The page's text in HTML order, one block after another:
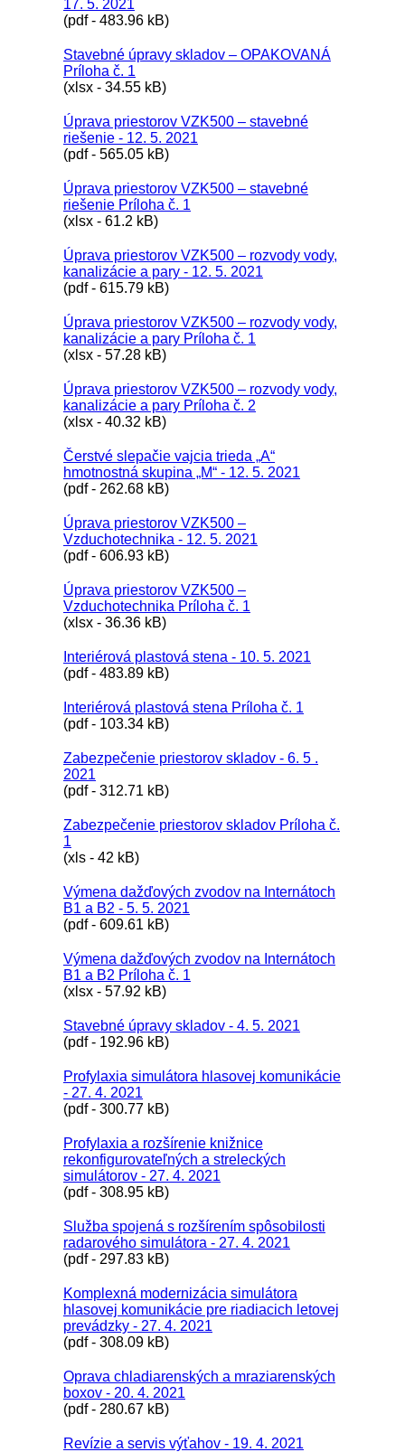
17. 5. 2021
(pdf - 483.96 kB)
Stavebné úpravy skladov – OPAKOVANÁ
Príloha č. 1
(xlsx - 34.55 kB)
Úprava priestorov VZK500 – stavebné
riešenie - 12. 5. 2021
(pdf - 565.05 kB)
Úprava priestorov VZK500 – stavebné
riešenie Príloha č. 1
(xlsx - 61.2 kB)
Úprava priestorov VZK500 – rozvody vody,
kanalizácie a pary - 12. 5. 2021
(pdf - 615.79 kB)
Úprava priestorov VZK500 – rozvody vody,
kanalizácie a pary Príloha č. 1
(xlsx - 57.28 kB)
Úprava priestorov VZK500 – rozvody vody,
kanalizácie a pary Príloha č. 2
(xlsx - 40.32 kB)
Čerstvé slepačie vajcia trieda „A“
hmotnostná skupina „M“ - 12. 5. 2021
(pdf - 262.68 kB)
Úprava priestorov VZK500 –
Vzduchotechnika - 12. 5. 2021
(pdf - 606.93 kB)
Úprava priestorov VZK500 –
Vzduchotechnika Príloha č. 1
(xlsx - 36.36 kB)
Interiérová plastová stena - 10. 5. 2021
(pdf - 483.89 kB)
Interiérová plastová stena Príloha č. 1
(pdf - 103.34 kB)
Zabezpečenie priestorov skladov - 6. 5 .
2021
(pdf - 312.71 kB)
Zabezpečenie priestorov skladov Príloha č.
1
(xls - 42 kB)
Výmena dažďových zvodov na Internátoch
B1 a B2 - 5. 5. 2021
(pdf - 609.61 kB)
Výmena dažďových zvodov na Internátoch
B1 a B2 Príloha č. 1
(xlsx - 57.92 kB)
Stavebné úpravy skladov - 4. 5. 2021
(pdf - 192.96 kB)
Profylaxia simulátora hlasovej komunikácie
- 27. 4. 2021
(pdf - 300.77 kB)
Profylaxia a rozšírenie knižnice
rekonfigurovateľných a streleckých
simulátorov - 27. 4. 2021
(pdf - 308.95 kB)
Služba spojená s rozšírením spôsobilosti
radarového simulátora - 27. 4. 2021
(pdf - 297.83 kB)
Komplexná modernizácia simulátora
hlasovej komunikácie pre riadiacich letovej
prevádzky - 27. 4. 2021
(pdf - 308.09 kB)
Oprava chladiarenských a mraziarenských
boxov - 20. 4. 2021
(pdf - 280.67 kB)
Revízie a servis výťahov - 19. 4. 2021